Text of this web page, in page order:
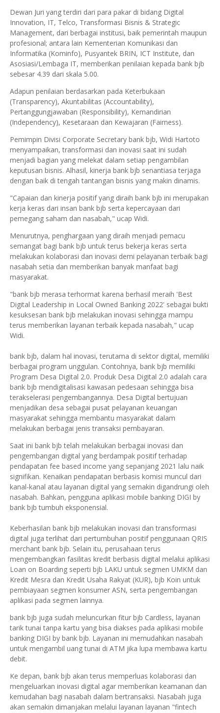
Dewan Juri yang terdiri dari para pakar di bidang Digital
Innovation, IT, Telco, Transformasi Bisnis & Strategic
Management, dari berbagai institusi, baik pemerintah maupun
profesional; antara lain Kementerian Komunikasi dan
Informatika (Kominfo), Pusyantek BRIN, ICT Institute, dan
Asosiasi/Lembaga IT, memberikan penilaian kepada bank bjb
sebesar 4.39 dari skala 5.00.
Adapun penilaian berdasarkan pada Keterbukaan
(Transparency), Akuntabilitas (Accountability),
Pertanggungjawaban (Responsibility), Kemandirian
(Independency), Kesetaraan dan Kewajaran (Fairness).
Pemimpin Divisi Corporate Secretary bank bjb, Widi Hartoto
menyampaikan, transformasi dan inovasi saat ini sudah
menjadi bagian yang melekat dalam setiap pengambilan
keputusan bisnis. Alhasil, kinerja bank bjb senantiasa terjaga
dengan baik di tengah tantangan bisnis yang makin dinamis.
"Capaian dan kinerja positif yang diraih bank bjb ini merupakan
kerja keras dari insan bank bjb serta kepercayaan dari
pemegang saham dan nasabah," ucap Widi.
Menurutnya, penghargaan yang diraih menjadi pemacu
semangat bagi bank bjb untuk terus bekerja keras serta
melakukan kolaborasi dan inovasi demi pelayanan terbaik bagi
nasabah setia dan memberikan banyak manfaat bagi
masyarakat.
"bank bjb merasa terhormat karena berhasil meraih 'Best
Digital Leadership in Local Owned Banking 2022' sebagai bukti
kesuksesan bank bjb melakukan inovasi sehingga mampu
terus memberikan layanan terbaik kepada nasabah," ucap
Widi.
bank bjb, dalam hal inovasi, terutama di sektor digital, memiliki
berbagai program unggulan. Contohnya, bank bjb memiliki
Program Desa Digital 2.0. Produk Desa Digital 2.0 adalah cara
bank bjb mendigitalisasi kawasan pedesaan sehingga bisa
terakselerasi pengembangannya. Desa Digital bertujuan
menjadikan desa sebagai pusat pelayanan keuangan
masyarakat sehingga membantu masyarakat dalam
melakukan berbagai jenis transaksi pembayaran.
Saat ini bank bjb telah melakukan berbagai inovasi dan
pengembangan digital yang berdampak positif terhadap
pendapatan fee based income yang sepanjang 2021 lalu naik
signifikan. Kenaikan pendapatan berbasis komisi muncul dari
kanal-kanal atau layanan digital yang semakin digandrungi oleh
nasabah. Bahkan, pengguna aplikasi mobile banking DIGI by
bank bjb tumbuh eksponensial.
Keberhasilan bank bjb melakukan inovasi dan transformasi
digital juga terlihat dari pertumbuhan positif penggunaan QRIS
merchant bank bjb. Selain itu, perusahaan terus
mengembangkan fasilitas kredit berbasis digital melalui aplikasi
Loan on Boarding seperti bjb LAKU untuk segmen UMKM dan
Kredit Mesra dan Kredit Usaha Rakyat (KUR), bjb Koin untuk
pembiayaan segmen konsumer ASN, serta pengembangan
aplikasi pada segmen lainnya.
bank bjb juga sudah meluncurkan fitur bjb Cardless, layanan
tarik tunai tanpa kartu yang bisa diakses pada aplikasi mobile
banking DIGI by bank bjb. Layanan ini memudahkan nasabah
untuk mengambil uang tunai di ATM jika lupa membawa kartu
debit.
Ke depan, bank bjb akan terus memperluas kolaborasi dan
mengeluarkan inovasi digital agar memberikan keamanan dan
kemudahan bagi nasabah dalam bertransaksi. Nasabah juga
akan semakin dimanjakan melalui layanan layanan "fintech